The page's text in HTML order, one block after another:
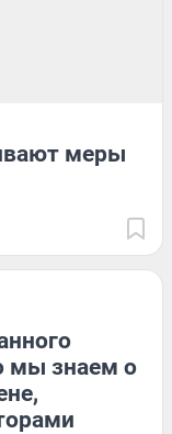
меры
мы знаем о